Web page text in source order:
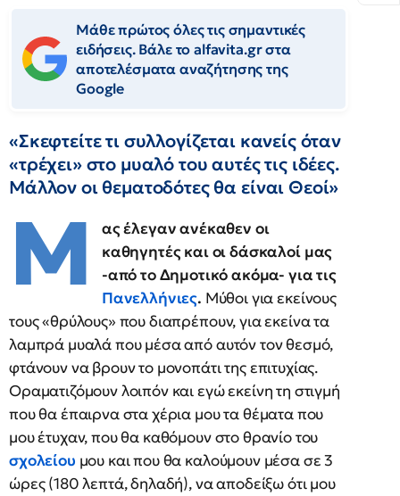
Μάθε πρώτος όλες τις σημαντικές
ειδήσεις. Βάλε το alfavita.gr στα
αποτελέσματα αναζήτησης της
Google
«Σκεφτείτε τι συλλογίζεται κανείς όταν
«τρέχει» στο μυαλό του αυτές τις ιδέες.
Μάλλον οι θεματοδότες θα είναι Θεοί»
Μ
ας έλεγαν ανέκαθεν οι
καθηγητές και οι δάσκαλοί μας
-από το Δημοτικό ακόμα- για τις
Πανελλήνιες. Μύθοι για εκείνους
τους «θρύλους» που διαπρέπουν, για εκείνα τα
λαμπρά μυαλά που μέσα από αυτόν τον θεσμό,
φτάνουν να βρουν το μονοπάτι της επιτυχίας.
Οραματιζόμουν λοιπόν και εγώ εκείνη τη στιγμή
που θα έπαιρνα στα χέρια μου τα θέματα που
μου έτυχαν, που θα καθόμουν στο θρανίο του
σχολείου μου και που θα καλούμουν μέσα σε 3
ώρες (180 λεπτά, δηλαδή), να αποδείξω ότι μου